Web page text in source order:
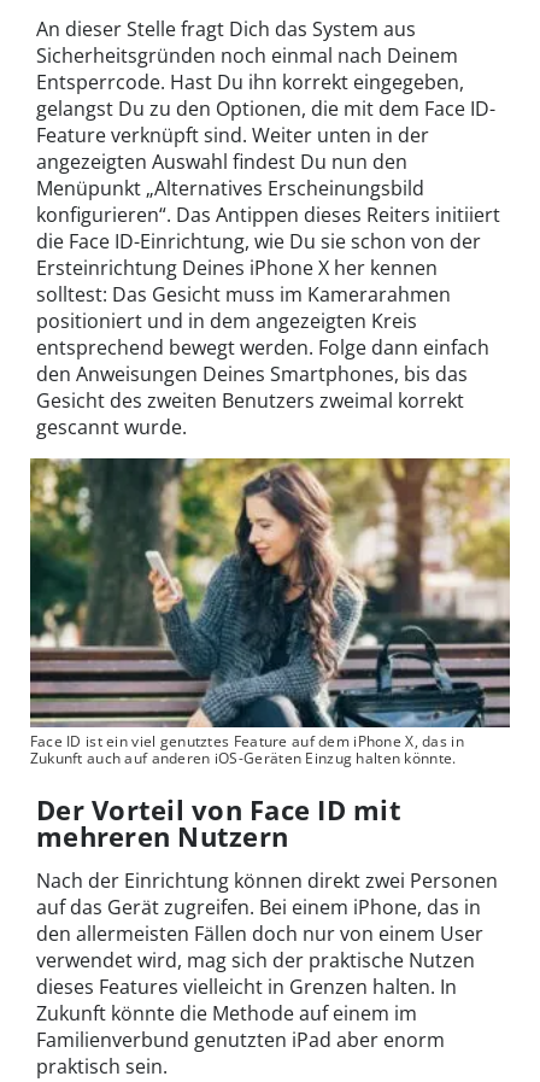
An dieser Stelle fragt Dich das System aus
Sicherheitsgründen noch einmal nach Deinem
Entsperrcode. Hast Du ihn korrekt eingegeben,
gelangst Du zu den Optionen, die mit dem Face ID-
Feature verknüpft sind. Weiter unten in der
angezeigten Auswahl findest Du nun den
Menüpunkt „Alternatives Erscheinungsbild
konfigurieren“. Das Antippen dieses Reiters initiiert
die Face ID-Einrichtung, wie Du sie schon von der
Ersteinrichtung Deines iPhone X her kennen
solltest: Das Gesicht muss im Kamerarahmen
positioniert und in dem angezeigten Kreis
entsprechend bewegt werden. Folge dann einfach
den Anweisungen Deines Smartphones, bis das
Gesicht des zweiten Benutzers zweimal korrekt
gescannt wurde.
Face ID ist ein viel genutztes Feature auf dem iPhone X, das in
Zukunft auch auf anderen iOS-Geräten Einzug halten könnte.
Der Vorteil von Face ID mit
mehreren Nutzern
Nach der Einrichtung können direkt zwei Personen
auf das Gerät zugreifen. Bei einem iPhone, das in
den allermeisten Fällen doch nur von einem User
verwendet wird, mag sich der praktische Nutzen
dieses Features vielleicht in Grenzen halten. In
Zukunft könnte die Methode auf einem im
Familienverbund genutzten iPad aber enorm
praktisch sein.